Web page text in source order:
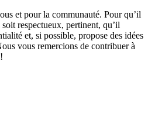
et pour la communauté. Pour qu’il
respectueux, pertinent, qu’il
et, si possible, propose des idées
vous remercions de contribuer à